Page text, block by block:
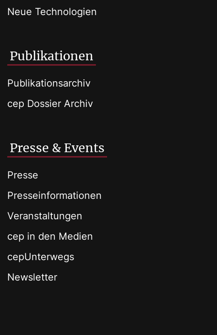
Neue Technologien
Publikationen
Publikationsarchiv
cep Dossier Archiv
Presse & Events
Presse
Presseinformationen
Veranstaltungen
cep in den Medien
cepUnterwegs
Newsletter